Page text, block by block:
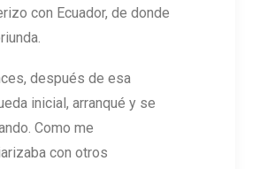
con Ecuador, de donde
después de esa
inicial, arranqué y se
Como me
con otros